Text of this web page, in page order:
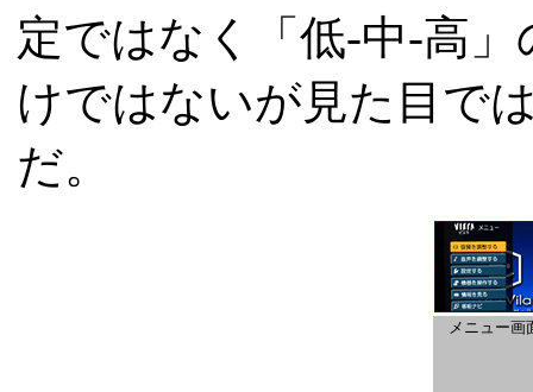
定ではなく「低-中-高
けではないが見た目で
だ。
メニュー画